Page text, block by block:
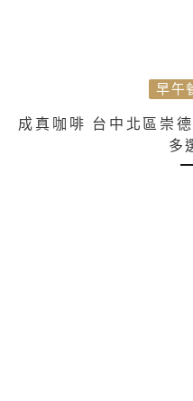
早午
成真咖啡 台中北區崇
多